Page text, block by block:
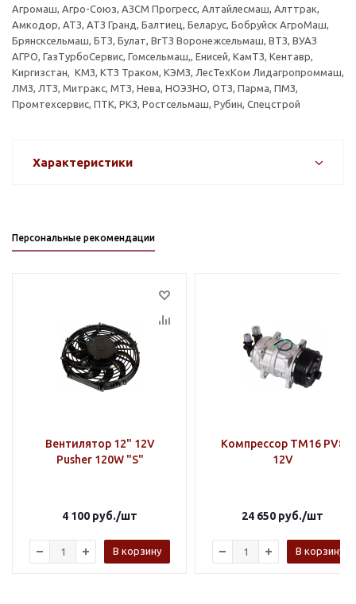
Агромаш, Агро-Союз, АЗСМ Прогресс, Алтайлесмаш, Алттрак,
Амкодор, АТЗ, АТЗ Гранд, Балтиец, Беларус, Бобруйск АгроМаш,
Брянсксельмаш, БТЗ, Булат, ВгТЗ Воронежсельмаш, ВТЗ, ВУАЗ
АГРО, ГазТурбоСервис, Гомсельмаш,, Енисей, КамТЗ, Кентавр,
Киргизстан, КМЗ, КТЗ Траком, КЭМЗ, ЛесТехКом Лидагропроммаш,
ЛМЗ, ЛТЗ, Митракс, МТЗ, Нева, НОЭЗНО, ОТЗ, Парма, ПМЗ,
Промтехсервис, ПТК, РКЗ, Ростсельмаш, Рубин, Спецстрой
Характеристики
Персональные рекомендации
Вентилятор 12" 12V
Pusher 120W "S"
4 100 руб./шт
В корзину
Компрессор TM16 PV8
12V
24 650 руб./шт
В корзину